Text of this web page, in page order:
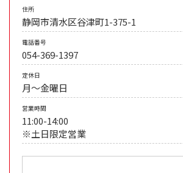
住所
静岡市清水区谷津町1-375-1
電話番号
054-369-1397
定休日
月～金曜日
営業時間
11:00-14:00
※土日限定営業